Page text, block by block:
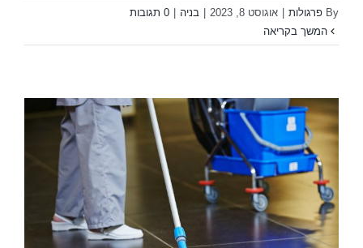
By פרגולות אוגוסט 8, 2023 בניה
0 תגובות
המשך בקריאה